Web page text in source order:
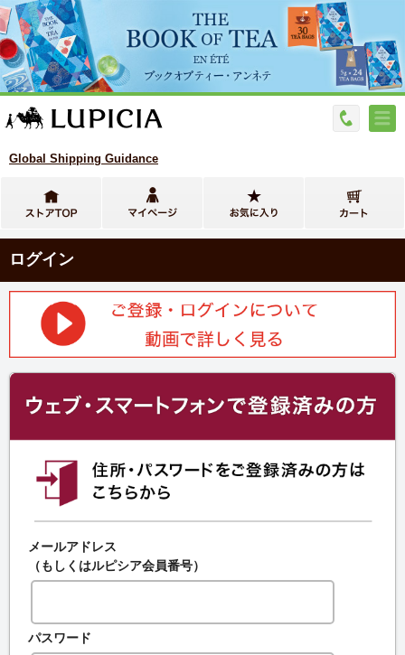
Global Shipping Guidance
ログイン
メールアドレス
（もしくはルピシア会員番号）
パスワード